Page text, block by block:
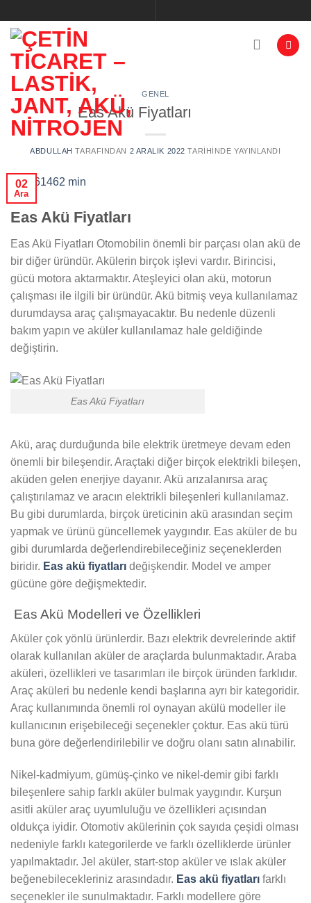
atla
GENEL
Eas Akü Fiyatları
ABDULLAH TARAFINDAN 2 ARALIK 2022 TARIHINDE YAYINLANDI
02
Ara
Eas Akü Fiyatları
Eas Akü Fiyatları Otomobilin önemli bir parçası olan akü de
bir diğer üründür. Akülerin birçok işlevi vardır. Birincisi,
gücü motora aktarmaktır. Ateşleyici olan akü, motorun
çalışması ile ilgili bir üründür. Akü bitmiş veya kullanılamaz
durumdaysa araç çalışmayacaktır. Bu nedenle düzenli
bakım yapın ve aküler kullanılamaz hale geldiğinde
değiştirin.
Eas Akü Fiyatları
Akü, araç durduğunda bile elektrik üretmeye devam eden
önemli bir bileşendir. Araçtaki diğer birçok elektrikli bileşen,
aküden gelen enerjiye dayanır. Akü arızalanırsa araç
çalıştırılamaz ve aracın elektrikli bileşenleri kullanılamaz.
Bu gibi durumlarda, birçok üreticinin akü arasından seçim
yapmak ve ürünü güncellemek yaygındır. Eas aküler de bu
gibi durumlarda değerlendirebileceğiniz seçeneklerden
biridir. Eas akü fiyatları değişkendir. Model ve amper
gücüne göre değişmektedir.
Eas Akü Modelleri ve Özellikleri
Aküler çok yönlü ürünlerdir. Bazı elektrik devrelerinde aktif
olarak kullanılan aküler de araçlarda bulunmaktadır. Araba
aküleri, özellikleri ve tasarımları ile birçok üründen farklıdır.
Araç aküleri bu nedenle kendi başlarına ayrı bir kategoridir.
Araç kullanımında önemli rol oynayan akülü modeller ile
kullanıcının erişebileceği seçenekler çoktur. Eas akü türü
buna göre değerlendirilebilir ve doğru olanı satın alınabilir.
Nikel-kadmiyum, gümüş-çinko ve nikel-demir gibi farklı
bileşenlere sahip farklı aküler bulmak yaygındır. Kurşun
asitli aküler araç uyumluluğu ve özellikleri açısından
oldukça iyidir. Otomotiv akülerinin çok sayıda çeşidi olması
nedeniyle farklı kategorilerde ve farklı özelliklerde ürünler
yapılmaktadır. Jel aküler, start-stop aküler ve ıslak aküler
beğenebilecekleriniz arasındadır. Eas akü fiyatları farklı
seçenekler ile sunulmaktadır. Farklı modellere göre